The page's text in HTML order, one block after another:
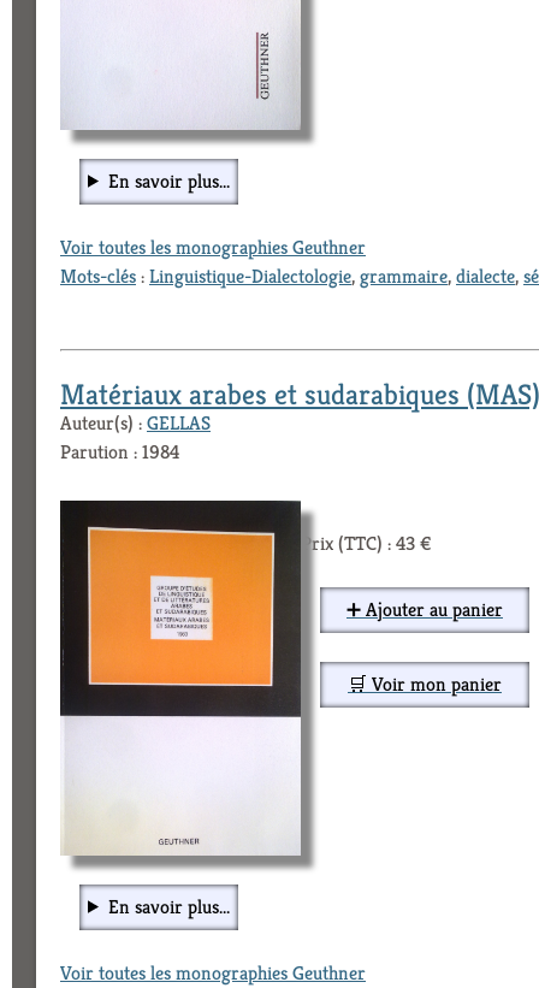
En savoir plus...
Voir toutes les monographies Geuthner
Mots-clés:Linguistique-Dialectologie,grammaire,dialecte,
Matériaux arabes et sudarabiques
Auteur(s) :GELLAS
Parution : 1984
Prix (TTC) : 43 €
➕ Ajouter au panier
🛒 Voir mon panier
En savoir plus...
Voir toutes les monographies Geuthner